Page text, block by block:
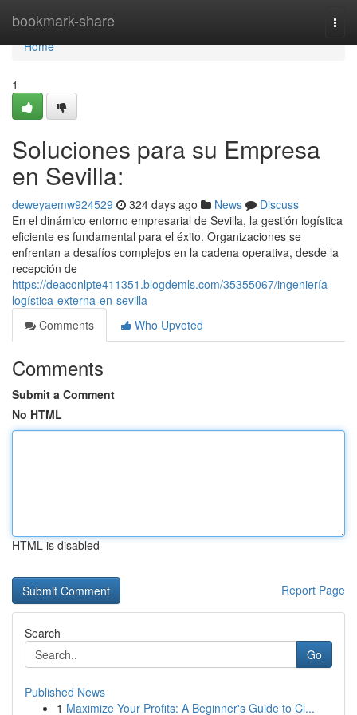
bookmark-share
Home
Home
1
Soluciones para su Empresa
en Sevilla:
deweyaemw924529 324 days ago News
Discuss
En el dinámico entorno empresarial de Sevilla, la gestión logística
eficiente es fundamental para el éxito. Organizaciones se
enfrentan a desafíos complejos en la cadena operativa, desde la
recepción de
https://deaconlpte411351.blogdemls.com/35355067/ingeniería-
logística-externa-en-sevilla
Comments
Who Upvoted
Comments
Submit a Comment
No HTML
HTML is disabled
Report Page
Search
Go
Published News
1 Maximize Your Profits: A Beginner's Guide to Cl...